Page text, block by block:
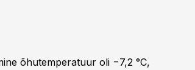
õhutemperatuur oli −7,2 °C,